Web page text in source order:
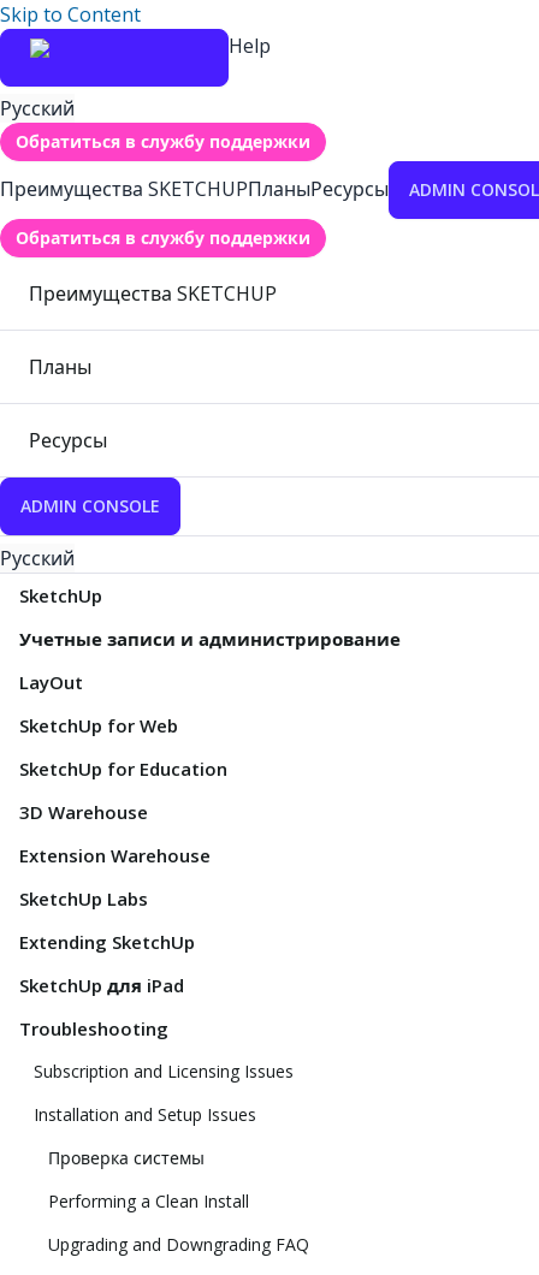
Skip to Content
Help
Русский
Обратиться в службу поддержки
Преимущества SKETCHUPПланыРесурсы ADMIN
Обратиться в службу поддержки
Преимущества SKETCHUP
Планы
Ресурсы
ADMIN CONSOLE
Русский
SketchUp
Учетные записи и администрирование
LayOut
SketchUp for Web
SketchUp for Education
3D Warehouse
Extension Warehouse
SketchUp Labs
Extending SketchUp
SketchUp для iPad
Troubleshooting
Subscription and Licensing Issues
Installation and Setup Issues
Проверка системы
Performing a Clean Install
Upgrading and Downgrading FAQ